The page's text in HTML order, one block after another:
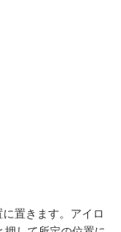
置きます。アイロ